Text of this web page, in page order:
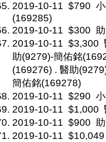
2019-10-11 $790
(169285)
2019-10-11 $300
2019-10-11 $3,300
助(9279)-簡佑銘
(169276) . 醫助
簡佑銘(169278)
2019-10-11 $290
2019-10-11 $1,000
2019-10-11 $900
2019-10-11 $10,049